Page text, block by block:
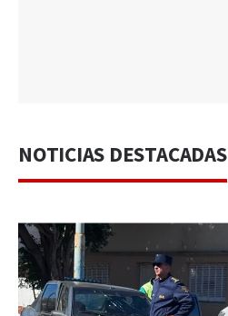
NOTICIAS DESTACADAS